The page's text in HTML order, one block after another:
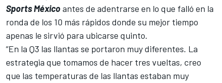
Sports Méxicoantes de adentrarse en lo que falló en la
ronda de los 10 más rápidos donde su mejor tiempo
apenas le sirvió para ubicarse quinto.
“En la Q3 las llantas se portaron muy diferentes. La
estrategia que tomamos de hacer tres vueltas, creo
que las temperaturas de las llantas estaban muy